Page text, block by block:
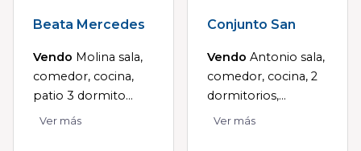
Beata Mercedes
Vendo Molina sala,
comedor, cocina,
patio 3 dormito...
Ver más
Conjunto San
Vendo Antonio sala,
comedor, cocina, 2
dormitorios,...
Ver más